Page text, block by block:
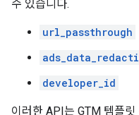
수 있습니다.
url_passthrough
developer_id
이러한 API는 GTM 템플